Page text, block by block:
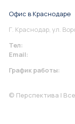
Офис в Краснодаре
Г. Краснодар, ул.
Тел:
Email:
График работы:
© Перспектива |